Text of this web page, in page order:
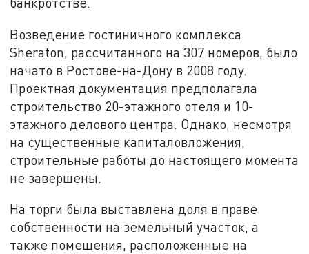
Возведение гостиничного комплекса
Sheraton, рассчитанного на 307 номеров, было
начато в Ростове-на-Дону в 2008 году.
Проектная документация предполагала
строительство 20-этажного отеля и 10-
этажного делового центра. Однако, несмотря
на существенные капиталовложения,
строительные работы до настоящего момента
не завершены.
На торги была выставлена доля в праве
собственности на земельный участок, а
также помещения, расположенные на